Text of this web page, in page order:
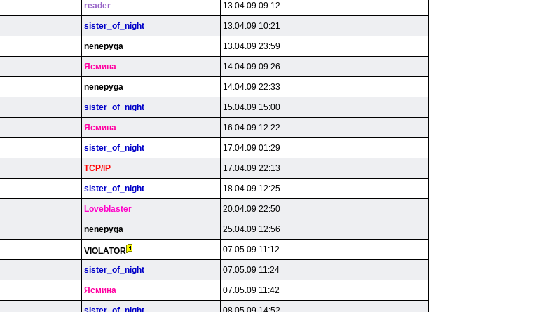
reader 13.04.09 09:12
sister_of_night 13.04.09 10:21
nenepyga 13.04.09 23:59
Яcминa 14.04.09 09:26
nenepyga 14.04.09 22:33
sister_of_night 15.04.09 15:00
Яcминa 16.04.09 12:22
sister_of_night 17.04.09 01:29
TCP/lP 17.04.09 22:13
sister_of_night 18.04.09 12:25
Loveblaster 20.04.09 22:50
nenepyga 25.04.09 12:56
VlOLATOR 07.05.09 11:12
sister_of_night 07.05.09 11:24
Яcминa 07.05.09 11:42